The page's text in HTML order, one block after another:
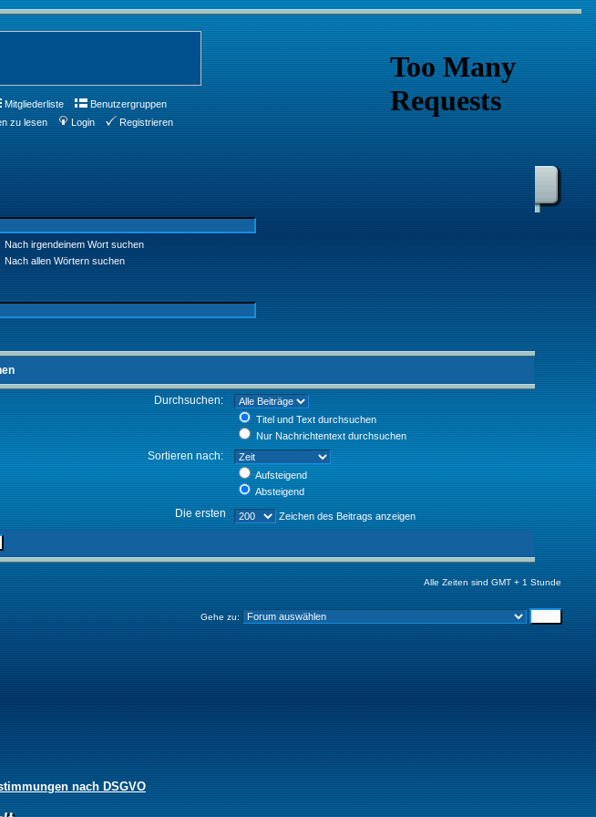
Mitgliederliste
Benutzergruppen
zu lesen Login Registrieren
Nach irgendeinem Wort suchen
Nach allen Wörtern suchen
Durchsuchen:
Titel und Text durchsuchen
Nur Nachrichtentext durchsuchen
Sortieren nach:
Aufsteigend
Absteigend
Die ersten Zeichen des Beitrags anzeigen
Alle Zeiten sind GMT + 1 Stunde
Gehe zu:
nach DSGVO